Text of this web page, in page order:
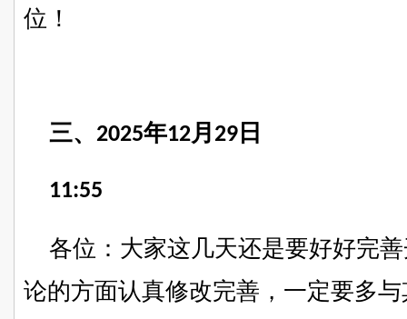
位！
三、 2025年12月 29 日
11:55
各位：大家这几天还是要好好完
论的方面认真修改完善，一定要多